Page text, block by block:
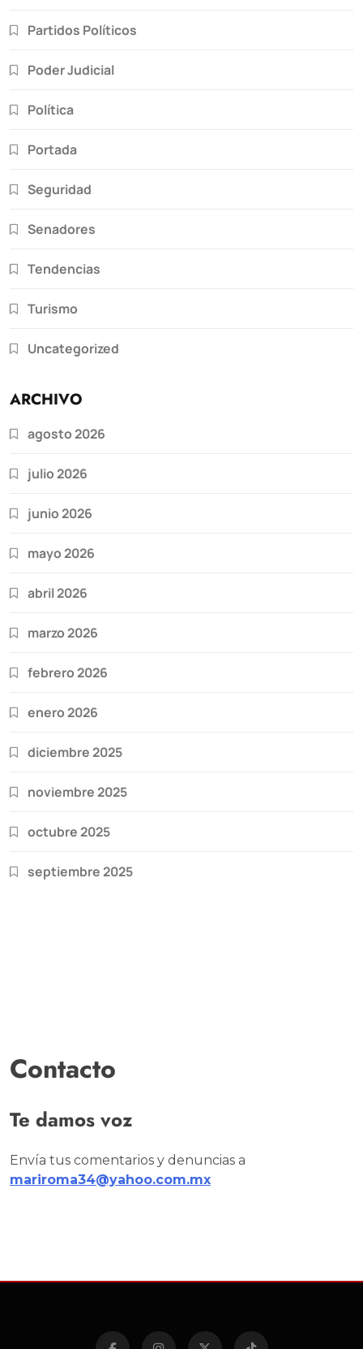
Partidos Políticos
Poder Judicial
Política
Portada
Seguridad
Senadores
Tendencias
Turismo
Uncategorized
ARCHIVO
agosto 2026
julio 2026
junio 2026
mayo 2026
abril 2026
marzo 2026
febrero 2026
enero 2026
diciembre 2025
noviembre 2025
octubre 2025
septiembre 2025
Contacto
Te damos voz
Envía tus comentarios y denuncias a
mariroma34@yahoo.com.mx